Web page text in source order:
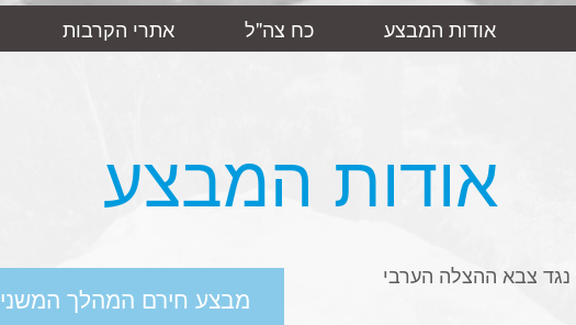
אודות המבצע כח צה"ל אתרי הקרבות
אודות המבצע
צבא ההצלה הערבי
מבצע חירם המהלך המשני